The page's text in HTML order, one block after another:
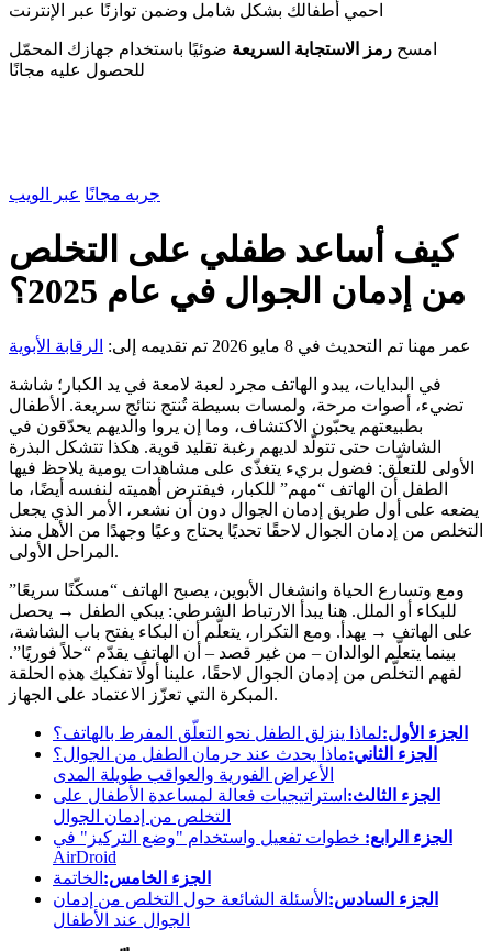
احمي أطفالك بشكل شامل وضمن توازنًا عبر الإنترنت
امسح رمز الاستجابة السريعة ضوئيًا باستخدام جهازك المحمّل
للحصول عليه مجانًا
جربه مجانًا عبر الويب
كيف أساعد طفلي على التخلص
من إدمان الجوال في عام 2025؟
عمر مهنا تم التحديث في 8 مايو 2026 تم تقديمه إلى: الرقابة الأبوية
في البدايات، يبدو الهاتف مجرد لعبة لامعة في يد الكبار؛ شاشة
تضيء، أصوات مرحة، ولمسات بسيطة تُنتج نتائج سريعة. الأطفال
بطبيعتهم يحبّون الاكتشاف، وما إن يروا والديهم يحدّقون في
الشاشات حتى تتولّد لديهم رغبة تقليد قوية. هكذا تتشكل البذرة
الأولى للتعلّق: فضول بريء يتغذّى على مشاهدات يومية يلاحظ فيها
الطفل أن الهاتف “مهم” للكبار، فيفترض أهميته لنفسه أيضًا، ما
يضعه على أول طريق إدمان الجوال دون أن نشعر، الأمر الذي يجعل
التخلص من إدمان الجوال لاحقًا تحديًا يحتاج وعيًا وجهدًا من الأهل منذ
المراحل الأولى.
ومع وتسارع الحياة وانشغال الأبوين، يصبح الهاتف “مسكّنًا سريعًا”
للبكاء أو الملل. هنا يبدأ الارتباط الشرطي: يبكي الطفل → يحصل
على الهاتف → يهدأ. ومع التكرار، يتعلّم أن البكاء يفتح باب الشاشة،
بينما يتعلّم الوالدان – من غير قصد – أن الهاتف يقدّم “حلاً فوريًا”.
لفهم التخلّص من إدمان الجوال لاحقًا، علينا أولًا تفكيك هذه الحلقة
المبكرة التي تعزّز الاعتماد على الجهاز.
الجزء الأول:لماذا ينزلق الطفل نحو التعلّق المفرط بالهاتف؟
الجزء الثاني:ماذا يحدث عند حرمان الطفل من الجوال؟
الأعراض الفورية والعواقب طويلة المدى
الجزء الثالث: استراتيجيات فعالة لمساعدة الأطفال على
التخلص من إدمان الجوال
الجزء الرابع: خطوات تفعيل واستخدام "وضع التركيز" في
AirDroid
الجزء الخامس: الخاتمة
الجزء السادس: الأسئلة الشائعة حول التخلص من إدمان
الجوال عند الأطفال